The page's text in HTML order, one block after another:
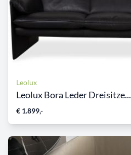
Leolux
Leolux Bora Leder Dreisitze...
€ 1.899,-